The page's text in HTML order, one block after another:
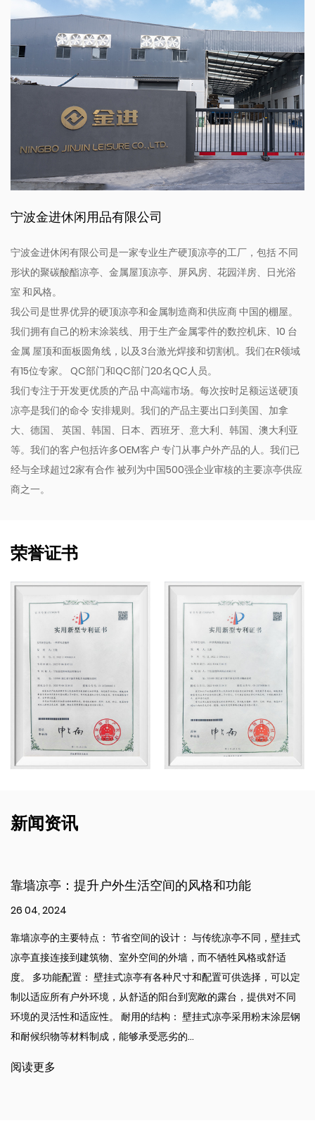
宁波金进休闲用品有限公司
宁波金进休闲有限公司是一家专业生产硬顶凉亭的工厂，包括 不同
形状的聚碳酸酯凉亭、金属屋顶凉亭、屏风房、花园洋房、日光浴
室 和风格。
我公司是世界优异的硬顶凉亭和金属制造商和供应商 中国的棚屋。
我们拥有自己的粉末涂装线、用于生产金属零件的数控机床、10 台
金属 屋顶和面板圆角线，以及3台激光焊接和切割机。我们在R领域
有15位专家。 QC部门和QC部门20名QC人员。
我们专注于开发更优质的产品 中高端市场。每次按时足额运送硬顶
凉亭是我们的命令 安排规则。我们的产品主要出口到美国、加拿
大、德国、 英国、韩国、日本、西班牙、意大利、韩国、澳大利亚
等。我们的客户包括许多OEM客户 专门从事户外产品的人。我们已
经与全球超过2家有合作 被列为中国500强企业审核的主要凉亭供应
商之一。
荣誉证书
新闻资讯
功能
凉亭不同，壁挂式
牺牲风格或舒适
可供选择，可以定
露台，提供对不同
亭采用粉末涂层钢
阳光房简介：城市生活的可持续创新
阳光房的主要特点： 太阳能集成： 每个日光
到其结构中的太阳能电池板，使居民能够在家
能源。 能源效率： 凭借先进的隔热和节能设
地减少能源消耗，降低公用事业成本和碳足迹
大自然的启发，日光浴室融入了丰富的绿色植
了与户外的联系，促进了健康和福祉。...